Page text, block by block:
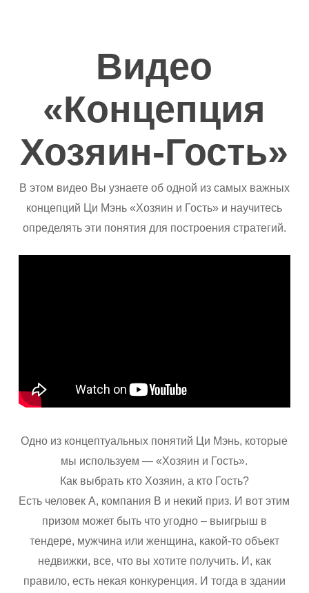
Видео
«Концепция
Хозяин-Гость»
В этом видео Вы узнаете об одной из самых важных
концепций Ци Мэнь «Хозяин и Гость» и научитесь
определять эти понятия для построения стратегий.
Одно из концептуальных понятий Ци Мэнь, которые
мы используем — «Хозяин и Гость».
Как выбрать кто Хозяин, а кто Гость?
Есть человек А, компания В и некий приз. И вот этим
призом может быть что угодно – выигрыш в
тендере, мужчина или женщина, какой-то объект
недвижки, все, что вы хотите получить. И, как
правило, есть некая конкуренция. И тогда в здании